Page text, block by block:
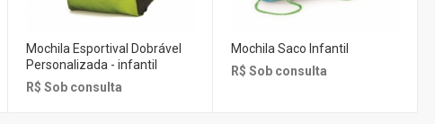
Mochila Esportival Dobrável
Personalizada - infantil
R$ Sob consulta
Mochila Saco Infantil
R$ Sob consulta